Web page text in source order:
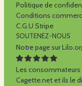
Politique de
Conditions
C.G.U Stripe
SOUTENEZ-NOUS
Notre page sur
Les
Cagette.net et ils le